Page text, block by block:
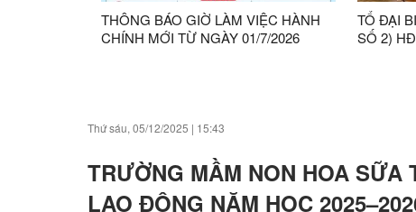
THÔNG BÁO GIỜ LÀM VIỆC HÀNH
CHÍNH MỚI TỪ NGÀY 01/7/2026
TỔ ĐẠI
SỐ 2)
Thứ sáu, 05/12/2025 | 15:43
TRƯỜNG MẦM NON HOA SỮA
LAO ĐỘNG NĂM HỌC